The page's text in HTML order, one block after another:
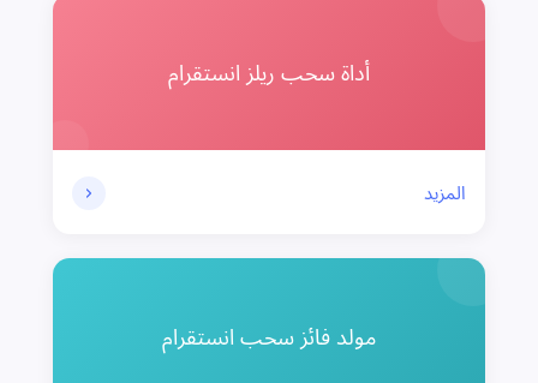
أداة سحب ريلز انستقرام
المزيد
مولد فائز سحب انستقرام